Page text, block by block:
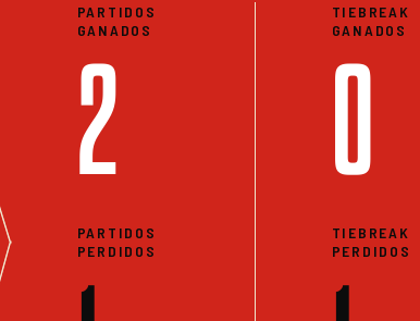
PARTIDOS
GANADOS
2
PARTIDOS
PERDIDOS
TIEBREAK
GANADOS
0
TIEBREAK
PERDIDOS